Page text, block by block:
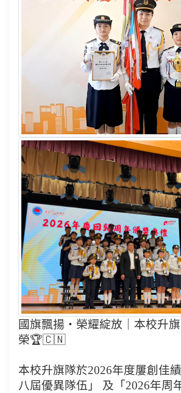
國旗飄揚・榮耀綻放｜本校升
榮🏆🇨🇳
本校升旗隊於2026年度屢創佳
八屆優異隊伍」 及「2026年周